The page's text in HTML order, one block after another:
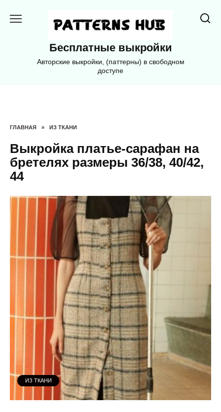
Бесплатные выкройки
Авторские выкройки, (паттерны) в свободном
доступе
ГЛАВНАЯ » ИЗ ТКАНИ
Выкройка платье-сарафан на
бретелях размеры 36/38, 40/42,
44
ИЗ ТКАНИ